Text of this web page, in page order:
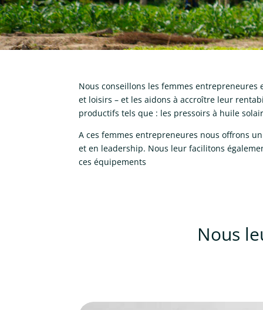
Nous conseillons les femmes entrepreneures
et loisirs – et les aidons à accroître leur
productifs tels que : les pressoirs à huile
A ces femmes entrepreneures nous offrons
et en leadership. Nous leur facilitons
ces équipements
Nous